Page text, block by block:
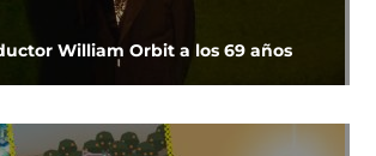
William Orbit a los 69 años